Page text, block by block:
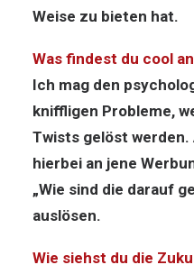
Weise zu bieten hat.
Was findest du cool
Ich mag den
kniffligen Probleme,
Twists gelöst
hierbei an jene
„Wie sind die darauf
auslösen.
Wie siehst du die